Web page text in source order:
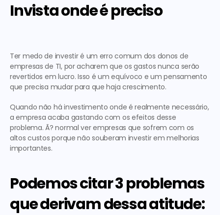
Invista onde é preciso
Ter medo de investir é um erro comum dos donos de
empresas de TI, por acharem que os gastos nunca serão
revertidos em lucro. Isso é um equívoco e um pensamento
que precisa mudar para que haja crescimento.
Quando não há investimento onde é realmente necessário,
a empresa acaba gastando com os efeitos desse
problema. Ã? normal ver empresas que sofrem com os
altos custos porque não souberam investir em melhorias
importantes.
Podemos citar 3 problemas
que derivam dessa atitude: